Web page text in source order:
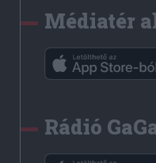
Médiatér
Rádió